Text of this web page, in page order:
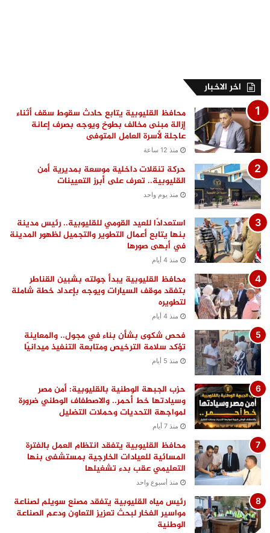
اخر الاخبار
محافظ القليوبية يتابع حادث سقوط سقف أثناء
إزالة مبنى مخالف بطوخ ويوجه بصرف إعانة
عاجلة لأسرة العامل المتوفى
منذ 12 ساعة
حركة تنقلات داخلية موسعة بمديرية أمن
القليوبية.. تعرف على أبرز التعيينات
منذ يوم واحد
استعدادًا للعيد القومي للقليوبية.. رئيس مدينة
بنها يتابع أعمال التطوير والتجميل لظهور المدينة
في أبهى صورها
منذ 4 أيام
محافظ القليوبية يبدأ جولته بشبين القناطر
بتفقد موقف السيارات ويوجه بإعداد خطة شاملة
لتطويره
منذ 4 أيام
فحص شكوى بشأن بناء في مجول.. والمعاينة
تؤكد سلامة الترخيص ومتابعة التنفيذ ميدانيًا
منذ 5 أيام
حزب الجبهة الوطنية بالقليوبية: أمن مصر
وسيادتها خط أحمر.. والاصطفاف الوطني ضرورة
لمواجهة التحديات وحملات التضليل
منذ 7 أيام
محافظ القليوبية يتفقد انتظام العمل بالفترة
المسائية للعيادات الخارجية بمستشفى بنها
التعليمي عقب بدء تشغيلها
منذ أسبوع واحد
رئيس مياه القليوبية يتفقد مصنع سويلم لصناعة
مواسير الفخار لبحث تعزيز التعاون ودعم الصناعة
الوطنية